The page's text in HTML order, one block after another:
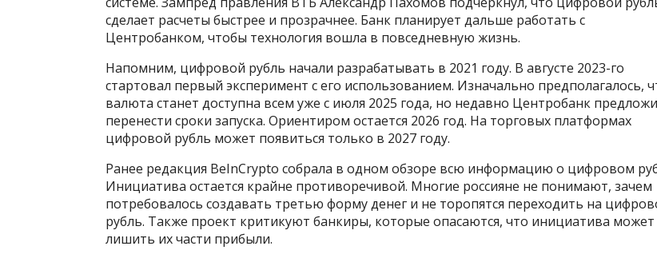
сделает расчеты быстрее и прозрачнее. Банк планирует дальше работать с
Центробанком, чтобы технология вошла в повседневную жизнь.
Напомним, цифровой рубль начали разрабатывать в 2021 году. В августе 2023-го
стартовал первый эксперимент с его использованием. Изначально предполагалось,
валюта станет доступна всем уже с июля 2025 года, но недавно Центробанк
перенести сроки запуска. Ориентиром остается 2026 год. На торговых платформах
цифровой рубль может появиться только в 2027 году.
Ранее редакция BeInCrypto собрала в одном обзоре всю информацию о цифровом
Инициатива остается крайне противоречивой. Многие россияне не понимают, зачем
потребовалось создавать третью форму денег и не торопятся переходить на
рубль. Также проект критикуют банкиры, которые опасаются, что инициатива может
лишить их части прибыли.